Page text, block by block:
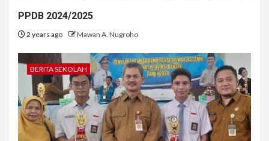
PPDB 2024/2025
2 years ago Mawan A. Nugroho
BERITA SEKOLAH